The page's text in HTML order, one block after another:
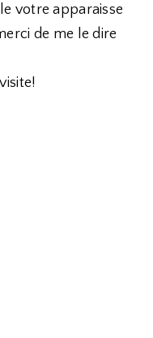
votre apparaisse
de me le dire